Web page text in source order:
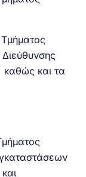
καθώς και τα